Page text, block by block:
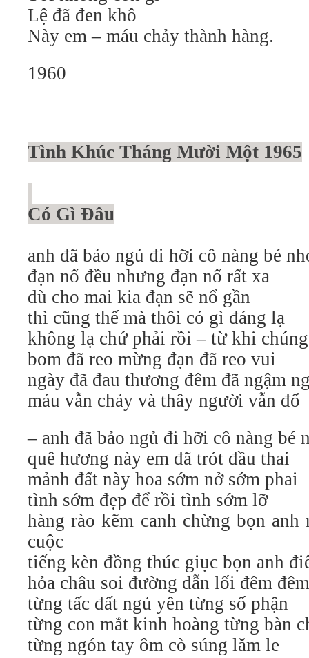
Lệ đã đen khô
Này em – máu chảy thành hàng.
1960
Tình Khúc Tháng Mười Một 1965
Có Gì Đâu
anh đã bảo ngủ đi hỡi cô nàng bé
đạn nổ đều nhưng đạn nổ rất xa
dù cho mai kia đạn sẽ nổ gần
thì cũng thế mà thôi có gì đáng lạ
không lạ chứ phải rồi – từ khi
bom đã reo mừng đạn đã reo vui
ngày đã đau thương đêm đã ngậm
máu vẫn chảy và thây người vẫn đổ
– anh đã bảo ngủ đi hỡi cô nàng bé
quê hương này em đã trót đầu thai
mảnh đất này hoa sớm nở sớm phai
tình sớm đẹp để rồi tình sớm lỡ
hàng rào kẽm canh chừng bọn
cuộc
tiếng kèn đồng thúc giục bọn anh
hỏa châu soi đường dẫn lối đêm đêm
từng tấc đất ngủ yên từng số phận
từng con mắt kinh hoàng từng bàn
từng ngón tay ôm cò súng lăm le